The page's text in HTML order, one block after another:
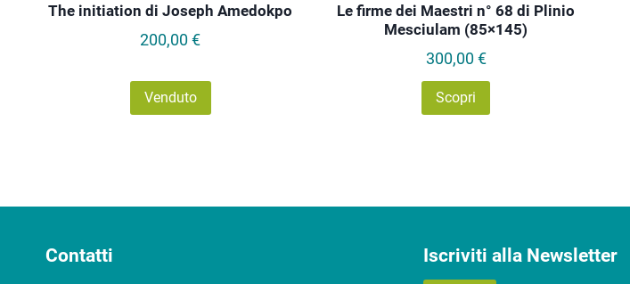
The initiation di Joseph Amedokpo
200,00€
Venduto
Le firme dei Maestri n° 68 di Plinio
Mesciulam (85×145)
300,00€
Scopri
Contatti Iscriviti alla Newsletter